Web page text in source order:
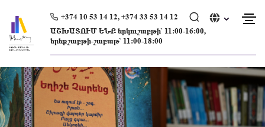
content
+374 10 53 14 12, +374 33 53 14 12
ԱՇԽԱՏՈՒՄ ԵՆՔ երկուշաբթի՝ 11։00-16։00,
երեքշաբթի-շաբաթ՝ 11։00-18։00